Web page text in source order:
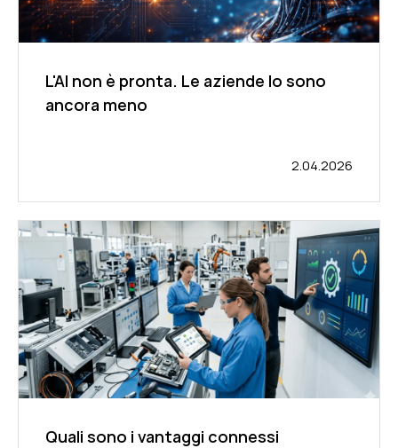
L'AI non è pronta. Le aziende lo sono
ancora meno
2.04.2026
Quali sono i vantaggi connessi